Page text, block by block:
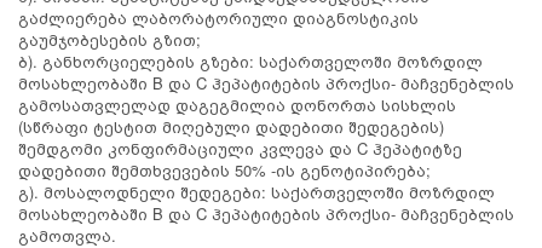
გაძლიერება ლაბორატორიული დიაგნოსტიკის
გაუმჯობესების გზით;
ბ). განხორციელების გზები: საქართველოში მოზრდილ
მოსახლეობაში B და C ჰეპატიტების პროქსი- მაჩვენებლის
გამოსათვლელად დაგეგმილია დონორთა სისხლის
(სწრაფი ტესტით მიღებული დადებითი შედეგების)
შემდგომი კონფირმაციული კვლევა და C ჰეპატიტზე
დადებითი შემთხვევების 50% -ის გენოტიპირება;
გ). მოსალოდნელი შედეგები: საქართველოში მოზრდილ
მოსახლეობაში B და C ჰეპატიტების პროქსი- მაჩვენებლის
გამოთვლა.